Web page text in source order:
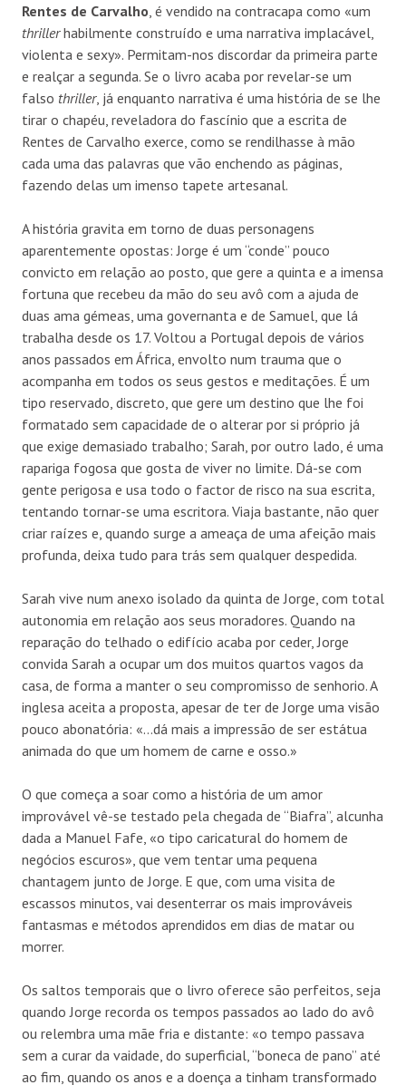
Rentes de Carvalho , é vendido na contracapa como «um
thrillerhabilmente construído e uma narrativa implacável,
violenta e sexy». Permitam-nos discordar da primeira parte
e realçar a segunda. Se o livro acaba por revelar-se um
falso thriller, já enquanto narrativa é uma história de se lhe
tirar o chapéu, reveladora do fascínio que a escrita de
Rentes de Carvalho exerce, como se rendilhasse à mão
cada uma das palavras que vão enchendo as páginas,
fazendo delas um imenso tapete artesanal.
A história gravita em torno de duas personagens
aparentemente opostas: Jorge é um “conde” pouco
convicto em relação ao posto, que gere a quinta e a imensa
fortuna que recebeu da mão do seu avô com a ajuda de
duas ama gémeas, uma governanta e de Samuel, que lá
trabalha desde os 17. Voltou a Portugal depois de vários
anos passados em África, envolto num trauma que o
acompanha em todos os seus gestos e meditações. É um
tipo reservado, discreto, que gere um destino que lhe foi
formatado sem capacidade de o alterar por si próprio já
que exige demasiado trabalho; Sarah, por outro lado, é uma
rapariga fogosa que gosta de viver no limite. Dá-se com
gente perigosa e usa todo o factor de risco na sua escrita,
tentando tornar-se uma escritora. Viaja bastante, não quer
criar raízes e, quando surge a ameaça de uma afeição mais
profunda, deixa tudo para trás sem qualquer despedida.
Sarah vive num anexo isolado da quinta de Jorge, com total
autonomia em relação aos seus moradores. Quando na
reparação do telhado o edifício acaba por ceder, Jorge
convida Sarah a ocupar um dos muitos quartos vagos da
casa, de forma a manter o seu compromisso de senhorio. A
inglesa aceita a proposta, apesar de ter de Jorge uma visão
pouco abonatória: «…dá mais a impressão de ser estátua
animada do que um homem de carne e osso.»
O que começa a soar como a história de um amor
improvável vê-se testado pela chegada de “Biafra”, alcunha
dada a Manuel Fafe, «o tipo caricatural do homem de
negócios escuros», que vem tentar uma pequena
chantagem junto de Jorge. E que, com uma visita de
escassos minutos, vai desenterrar os mais improváveis
fantasmas e métodos aprendidos em dias de matar ou
morrer.
Os saltos temporais que o livro oferece são perfeitos, seja
quando Jorge recorda os tempos passados ao lado do avô
ou relembra uma mãe fria e distante: «o tempo passava
sem a curar da vaidade, do superficial, “boneca de pano” até
ao fim, quando os anos e a doença a tinham transformado